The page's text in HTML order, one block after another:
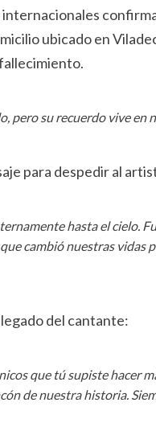
ubicado en
pero su recuerdo vive en
para despedir al
hasta el cielo.
cambió nuestras vidas
del cantante:
que tú supiste hacer
de nuestra historia.